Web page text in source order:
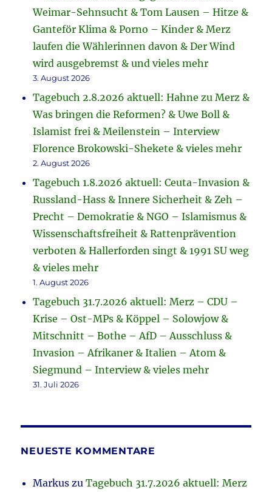
Weimar-Sehnsucht & Tom Lausen – Hitze &
Ganteför Klima & Porno – Kinder & Merz
laufen die Wählerinnen davon & Der Wind
wird ausgebremst & und vieles mehr
3. August 2026
Tagebuch 2.8.2026 aktuell: Hahne zu Merz &
Was bringen die Reformen? & Uwe Boll &
Islamist frei & Meilenstein – Interview
Florence Brokowski-Shekete & vieles mehr
2. August 2026
Tagebuch 1.8.2026 aktuell: Ceuta-Invasion &
Russland-Hass & Innere Sicherheit & Zeh –
Precht – Demokratie & NGO – Islamismus &
Wissenschaftsfreiheit & Rattenprävention
verboten & Hallerforden singt & 1991 SU weg
& vieles mehr
1. August 2026
Tagebuch 31.7.2026 aktuell: Merz – CDU –
Krise – Ost-MPs & Köppel – Solowjow &
Mitschnitt – Bothe – AfD – Ausschluss &
Invasion – Afrikaner & Italien – Atom &
Siegmund – Interview & vieles mehr
31. Juli 2026
NEUESTE KOMMENTARE
Markus zuTagebuch 31.7.2026 aktuell: Merz